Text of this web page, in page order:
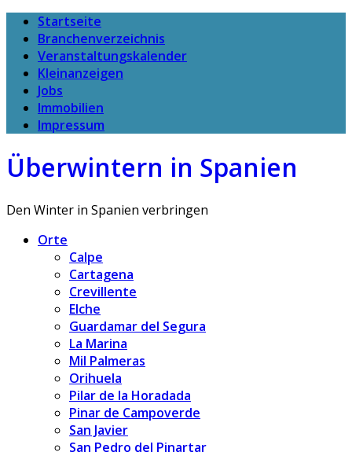
Startseite
Branchenverzeichnis
Veranstaltungskalender
Kleinanzeigen
Jobs
Immobilien
Impressum
Überwintern in Spanien
Den Winter in Spanien verbringen
Orte
Calpe
Cartagena
Crevillente
Elche
Guardamar del Segura
La Marina
Mil Palmeras
Orihuela
Pilar de la Horadada
Pinar de Campoverde
San Javier
San Pedro del Pinartar